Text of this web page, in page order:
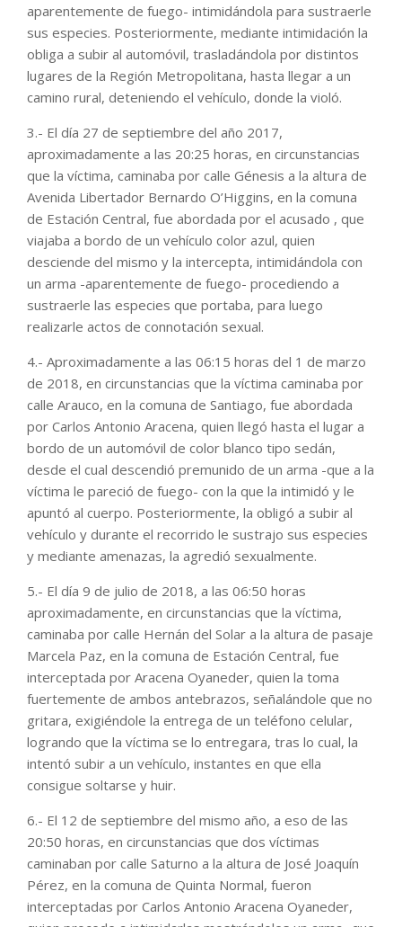
aparentemente de fuego- intimidándola para sustraerle
sus especies. Posteriormente, mediante intimidación la
obliga a subir al automóvil, trasladándola por distintos
lugares de la Región Metropolitana, hasta llegar a un
camino rural, deteniendo el vehículo, donde la violó.
3.- El día 27 de septiembre del año 2017,
aproximadamente a las 20:25 horas, en circunstancias
que la víctima, caminaba por calle Génesis a la altura de
Avenida Libertador Bernardo O’Higgins, en la comuna
de Estación Central, fue abordada por el acusado , que
viajaba a bordo de un vehículo color azul, quien
desciende del mismo y la intercepta, intimidándola con
un arma -aparentemente de fuego- procediendo a
sustraerle las especies que portaba, para luego
realizarle actos de connotación sexual.
4.- Aproximadamente a las 06:15 horas del 1 de marzo
de 2018, en circunstancias que la víctima caminaba por
calle Arauco, en la comuna de Santiago, fue abordada
por Carlos Antonio Aracena, quien llegó hasta el lugar a
bordo de un automóvil de color blanco tipo sedán,
desde el cual descendió premunido de un arma -que a la
víctima le pareció de fuego- con la que la intimidó y le
apuntó al cuerpo. Posteriormente, la obligó a subir al
vehículo y durante el recorrido le sustrajo sus especies
y mediante amenazas, la agredió sexualmente.
5.- El día 9 de julio de 2018, a las 06:50 horas
aproximadamente, en circunstancias que la víctima,
caminaba por calle Hernán del Solar a la altura de pasaje
Marcela Paz, en la comuna de Estación Central, fue
interceptada por Aracena Oyaneder, quien la toma
fuertemente de ambos antebrazos, señalándole que no
gritara, exigiéndole la entrega de un teléfono celular,
logrando que la víctima se lo entregara, tras lo cual, la
intentó subir a un vehículo, instantes en que ella
consigue soltarse y huir.
6.- El 12 de septiembre del mismo año, a eso de las
20:50 horas, en circunstancias que dos víctimas
caminaban por calle Saturno a la altura de José Joaquín
Pérez, en la comuna de Quinta Normal, fueron
interceptadas por Carlos Antonio Aracena Oyaneder,